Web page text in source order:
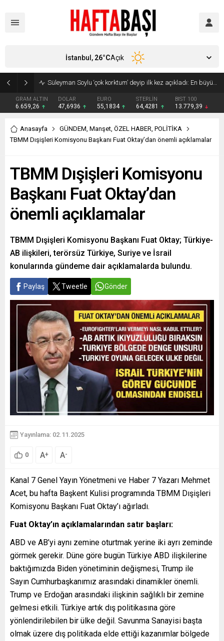
Süleyman Soylu ‘çok korktum’ deyip ilk kez açıkladı: En büyük tehdit dışarısıdır!
GRAM ALTIN
6.659,26
DOLAR
47,6936
EURO
55,1834
STERLİN
64,4281
BIST 100
13.779,39
İstanbul, 26°CAçık
Anasayfa GÜNDEM, Manşet, ÖZEL HABER, POLİTİKA
TBMM Dışişleri Komisyonu Başkanı Fuat Oktay’dan önemli açıklamalar
TBMM Dışişleri Komisyonu
Başkanı Fuat Oktay’dan
önemli açıklamalar
TBMM Dışişleri Komisyonu Başkanı Fuat Oktay; Türkiye-
AB ilişkileri, terörsüz Türkiye, Suriye ve İsrail
konularında gündeme dair açıklamalarda bulundu.
Paylaş Tweetle Gönder
Yayınlama: 02.11.2025
0 A+ A-
Kanal 7 Genel Yayın Yönetmeni ve Haber 7 Yazarı Mehmet
Acet, bu hafta Başkent Kulisi programında TBMM Dışişleri
Komisyonu Başkanı Fuat Oktay’ı ağırladı.
Fuat Oktay’ın açıklamalarından satır başları:
ABD ve AB’yi aynı zemine oturtmak yerine iki ayrı zeminde
görmek gerekir. Düne göre bugün Türkiye ABD ilişkilerine
baktığımızda Biden yönetiminin değişmesi, Trump ile
Sayın Cumhurbaşkanımız arasındaki dinamikler önemli.
Trump ve Erdoğan arasındaki ilişkinin sağlıklı bir zemine
gelmesi etkili. Türkiye artık dış politikasına göre
yönlendirilebilen bir ülke değil. Savunma Sanayisi başta
olmak üzere dış politikada elde ettiği kazanımlar bölgede